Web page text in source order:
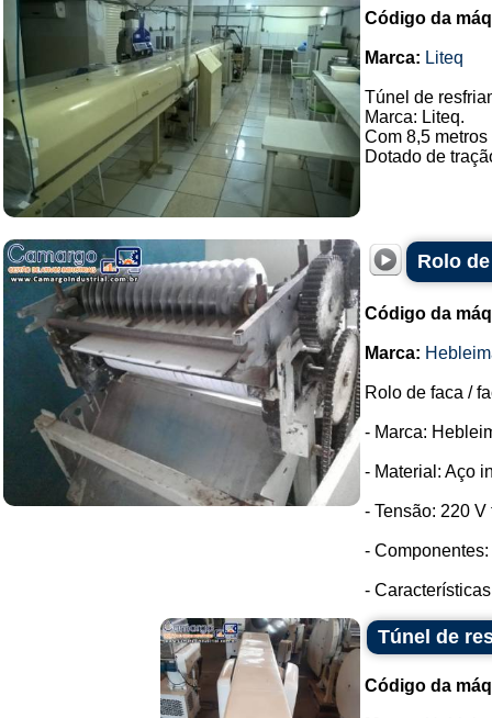
Código da
Marca: Liteq
Túnel de
Marca: Liteq.
Com 8,5
Dotado de
Rolo
Código da
Marca:
Rolo de faca /
- Marca:
- Material: Aço
- Tensão: 220 V
-
-
Túnel de
Código da